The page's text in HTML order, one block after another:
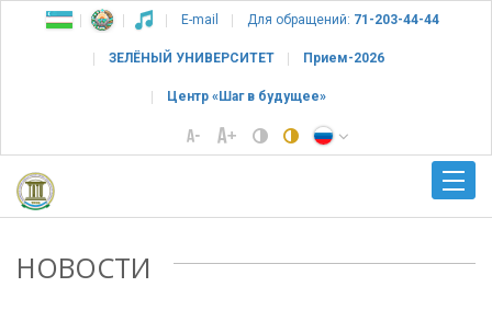
E-mail Для обращений: 71-203-44-44
ЗЕЛЁНЫЙ УНИВЕРСИТЕТ Прием-2026
Центр «Шаг в будущее»
НОВОСТИ